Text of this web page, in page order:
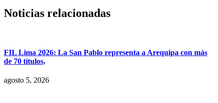
Noticias relacionadas
FIL Lima 2026: La San Pablo representa a Arequipa con más
de 70 títulos,
agosto 5, 2026